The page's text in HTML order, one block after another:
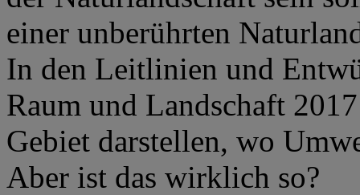
einer unberührten
In den Leitlinien und
Raum und Landschaft
Gebiet darstellen, wo
Aber ist das wirklich so?